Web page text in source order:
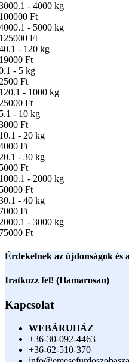
- 4000 kg
Ft
- 5000 kg
Ft
- 120 kg
Ft
- 5 kg
Ft
- 1000 kg
Ft
- 10 kg
Ft
- 20 kg
Ft
- 30 kg
Ft
- 2000 kg
Ft
- 40 kg
Ft
- 3000 kg
Ft
Érdekelnek az újdonságok és
Iratkozz fel! (Hamarosan)
Kapcsolat
WEBÁRUHÁZ
+36-30-092-4463
+36-62-510-370